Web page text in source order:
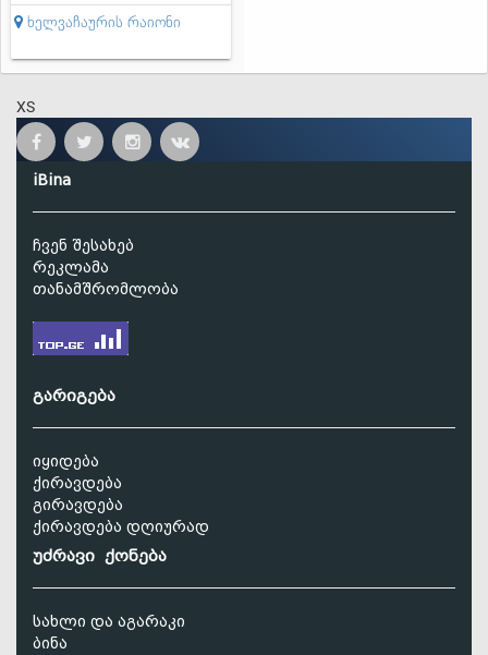
ხელვაჩაურის რაიონი
XS
iBina
ჩვენ შესახებ
რეკლამა
თანამშრომლობა
გარიგება
იყიდება
ქირავდება
გირავდება
ქირავდება დღიურად
უძრავი ქონება
სახლი და აგარაკი
ბინა